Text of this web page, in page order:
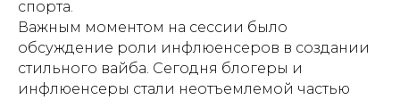
спорта.
Важным моментом на сессии было
обсуждение роли инфлюенсеров в создании
стильного вайба. Сегодня блогеры и
инфлюенсеры стали неотъемлемой частью